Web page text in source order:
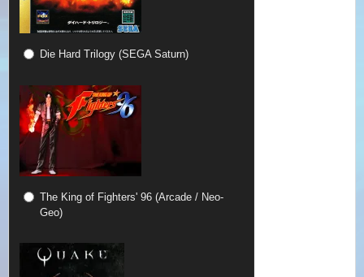
Die Hard Trilogy (SEGA Saturn)
The King of Fighters' 96 (Arcade / Neo-
Geo)